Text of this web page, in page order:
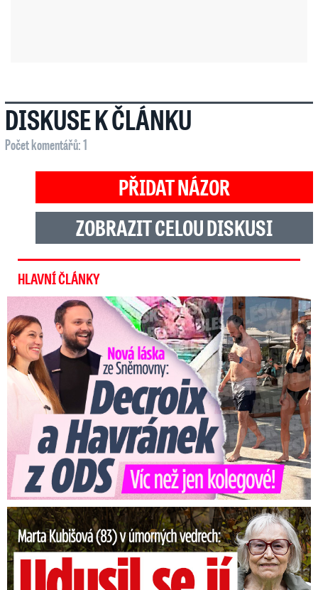
DISKUSE K ČLÁNKU
Počet komentářů: 1
PŘIDAT NÁZOR
ZOBRAZIT CELOU DISKUSI
HLAVNÍ ČLÁNKY
Nová láska ve Sněmovně: Decroix s mladým kolegou z ODS
Marta Kubišová (83) v úmorných vedrech: Udusil se jí pejsek!